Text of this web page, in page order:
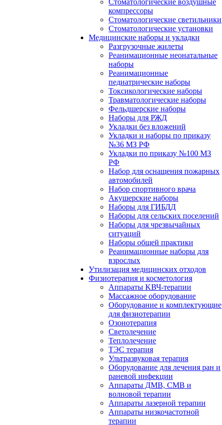
Стоматологические воздушные
компрессоры
Стоматологические светильники
Стоматологические установки
Медицинские наборы и укладки
Разгрузочные жилеты
Реанимационные неонатальные
наборы
Реанимационные
педиатрические наборы
Токсикологические наборы
Травматологические наборы
Фельдшерские наборы
Наборы для РЖД
Укладки без вложений
Укладки и наборы по приказу
№36 МЗ РФ
Укладки по приказу №100 МЗ
РФ
Набор для оснащения пожарных
автомобилей
Набор спортивного врача
Акушерские наборы
Наборы для ГИБДД
Наборы для сельских поселений
Наборы для чрезвычайных
ситуаций
Наборы общей практики
Реанимационные наборы для
взрослых
Утилизация медицинских отходов
Физиотерапия и косметология
Аппараты KВЧ-терапии
Массажное оборудование
Оборудование и комплектующие
для физиотерапии
Озонотерапия
Светолечение
Теплолечение
ТЭС терапия
Ультразвуковая терапия
Оборудование для лечения ран и
раневой инфекции
Аппараты ДМВ, СМВ и
волновой терапии
Аппараты лазерной терапии
Аппараты низкочастотной
терапии